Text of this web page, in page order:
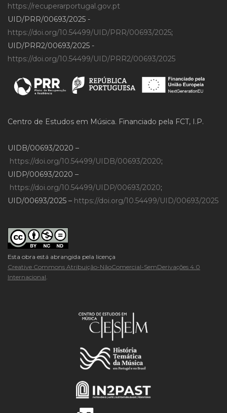
https://recuperarportugal.gov.pt
UID/PRR/00693/2025 -
https://doi.org/10.54499/UID/PRR/00693/2025;
UID/PRR2/00693/2025 -
https://doi.org/10.54499/UID/PRR2/00693/2025
Centro de Estudos em Música. Financiado pela FCT, I.P.
UIDB/00693/2020 –
https://doi.org/10.54499/UIDB/00693/2020;
UIDP/00693/2020 –
https://doi.org/10.54499/UIDP/00693/2020;
UID/00693/2025 – https://doi.org/10.54499/UID/00693/2025
Esta obra está abrangida pela licença
Creative Commons Atribuição-NãoComercial-SemDerivações 4.0
Internacional